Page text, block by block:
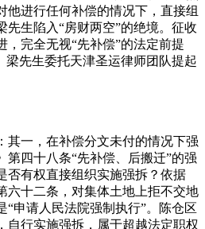
他进行任何补偿的情况下，直接组
先生陷入“房财两空”的绝境。征收
，完全无视“先补偿”的法定前提
梁先生委托天津圣运律师团队提起
其一，在补偿分文未付的情况下强
第四十八条“先补偿、后搬迁”的强
否有权直接组织实施强拆？依据
六十二条，对集体土地上拒不交地
“申请人民法院强制执行”。陈仓区
自行实施强拆，属于超越法定职权